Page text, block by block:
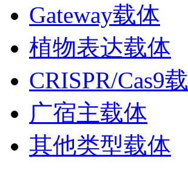
Gateway载体
植物表达载体
CRISPR/Cas9
广宿主载体
其他类型载体